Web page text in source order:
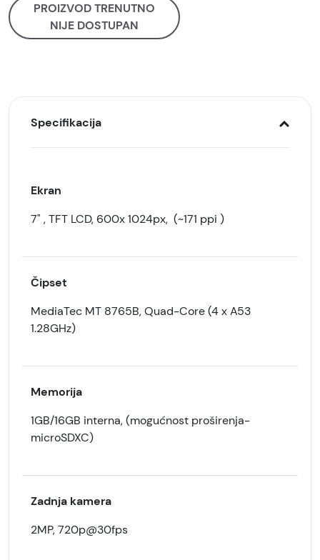
PROIZVOD TRENUTNO
NIJE DOSTUPAN
Specifikacija
Ekran
7" , TFT LCD, 600x 1024px, (~171 ppi )
Čipset
MediaTec MT 8765B, Quad-Core (4 x A53
1.28GHz)
Memorija
1GB/16GB interna, (mogućnost proširenja-
microSDXC)
Zadnja kamera
2MP, 720p@30fps